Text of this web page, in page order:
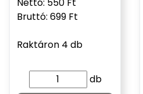
Nettó: 550 Ft
Bruttó: 699 Ft
Raktáron 4 db
db